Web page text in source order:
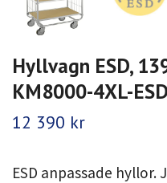
Hyllvagn ESD,
KM8000-4XL-ESD
12 390 kr
ESD anpassade